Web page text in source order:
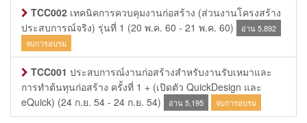
TCC002 เทคนิคการควบคุมงานก่อสร้าง (ส่วนงานโครงสร้าง
ประสบการณ์จริง) รุ่นที่ 1 (20 พ.ค. 60 - 21 พ.ค. 60)
อ่าน 5,892
จบการอบรม
TCC001 ประสบการณ์งานก่อสร้างสำหรับงานรับเหมาและ
การทำต้นทุนก่อสร้าง ครั้งที่ 1 + (เปิดตัว QuickDesign และ
eQuick) (24 ก.ย. 54 - 24 ก.ย. 54) อ่าน 5,195 จบการอบรม